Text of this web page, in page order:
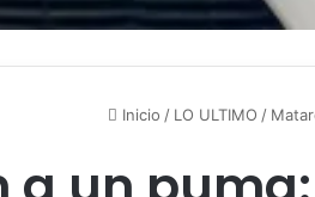
Inicio / LO ULTIMO /